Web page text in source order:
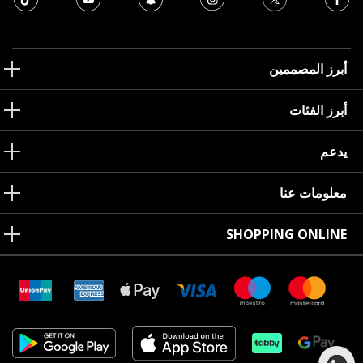
أبرز المصممين
أبرز الفئات
يدعم
معلومات عنا
SHOPPING ONLINE